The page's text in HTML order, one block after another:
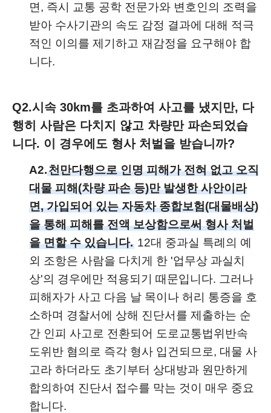
면, 즉시 교통 공학 전문가와 변호인의 조력을
받아 수사기관의 속도 감정 결과에 대해 적극
적인 이의를 제기하고 재감정을 요구해야 합
니다.
Q2.시속 30km를 초과하여 사고를 냈지만, 다
행히 사람은 다치지 않고 차량만 파손되었습
니다. 이 경우에도 형사 처벌을 받습니까?
A2.천만다행으로 인명 피해가 전혀 없고 오직
대물 피해(차량 파손 등)만 발생한 사안이라
면, 가입되어 있는 자동차 종합보험(대물배상)
을 통해 피해를 전액 보상함으로써 형사 처벌
을 면할 수 있습니다. 12대 중과실 특례의 예
외 조항은 사람을 다치게 한 '업무상 과실치
상'의 경우에만 적용되기 때문입니다. 그러나
피해자가 사고 다음 날 목이나 허리 통증을 호
소하며 경찰서에 상해 진단서를 제출하는 순
간 인피 사고로 전환되어 도로교통법위반속
도위반 혐의로 즉각 형사 입건되므로, 대물 사
고라 하더라도 초기부터 상대방과 원만하게
합의하여 진단서 접수를 막는 것이 매우 중요
합니다.